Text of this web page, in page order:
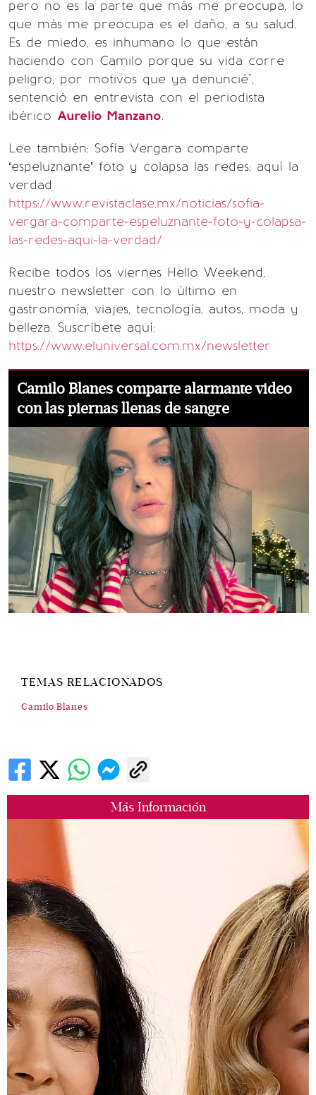
Más Información
pero no es la parte que más me preocupa, lo
que más me preocupa es el daño, a su salud.
Es de miedo, es inhumano lo que están
haciendo con Camilo porque su vida corre
peligro, por motivos que ya denuncié",
sentenció en entrevista con el periodista
ibérico Aurelio Manzano.
Lee también: Sofía Vergara comparte
‘espeluznante’ foto y colapsa las redes; aquí la
verdad
https://www.revistaclase.mx/noticias/sofia-
vergara-comparte-espeluznante-foto-y-colapsa-
las-redes-aqui-la-verdad/
Recibe todos los viernes Hello Weekend,
nuestro newsletter con lo último en
gastronomía, viajes, tecnología, autos, moda y
belleza. Suscríbete aquí:
https://www.eluniversal.com.mx/newsletter
Camilo Blanes comparte alarmante video
con las piernas llenas de sangre
TEMAS RELACIONADOS
Camilo Blanes